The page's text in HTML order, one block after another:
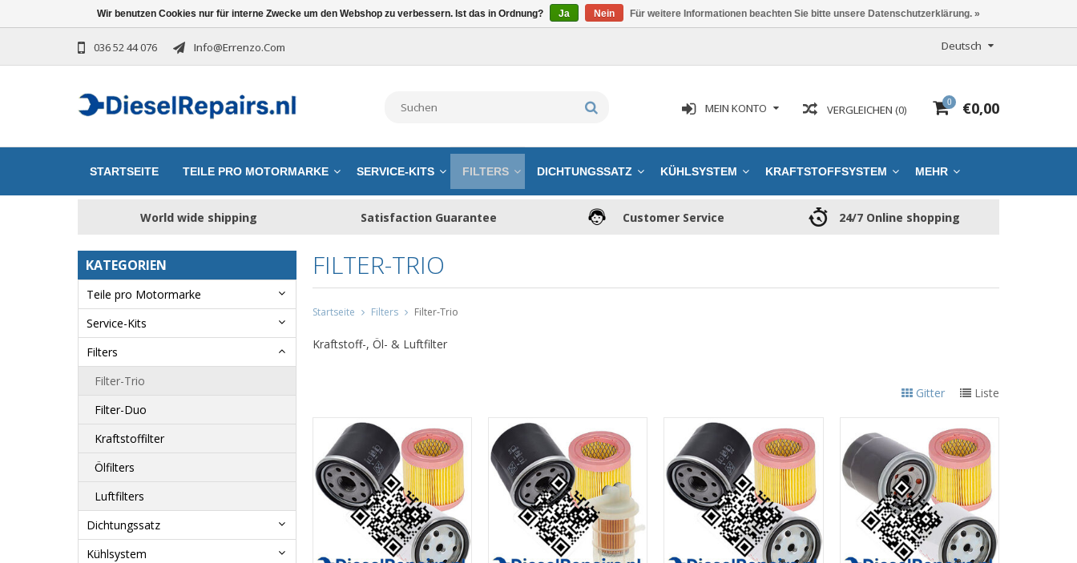
036 52 44 076 Info@errenzo.com Deutsch
0 €0,00
VERGLEICHEN (0)
MEIN KONTO
STARTSEITE TEILE PRO MOTORMARKE SERVICE-KITS FILTERS DICHTUNGSSATZ KÜHLSYSTEM KRAFTSTOFFSYSTEM MEHR
World wide shipping Satisfaction Guarantee Customer Service 24/7 Online shopping
KATEGORIEN
Teile pro Motormarke
Service-Kits
Filters
Filter-Trio
Filter-Duo
Kraftstoffilter
Ölfilters
Luftfilters
Dichtungssatz
Kühlsystem
FILTER-TRIO
Startseite Filters Filter-Trio
Kraftstoff-, Öl- & Luftfilter
Gitter Liste
Wir benutzen Cookies nur für interne Zwecke um den Webshop zu verbessern. Ist das in Ordnung? Ja Nein Für weitere Informationen beachten Sie bitte unsere Datenschutzerklärung. »